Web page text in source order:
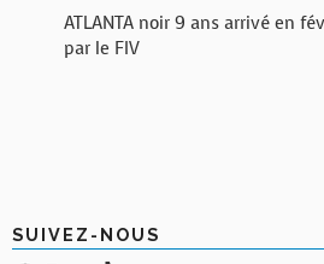
ATLANTA noir 9 ans arrivé en
par le FIV
SUIVEZ-NOUS